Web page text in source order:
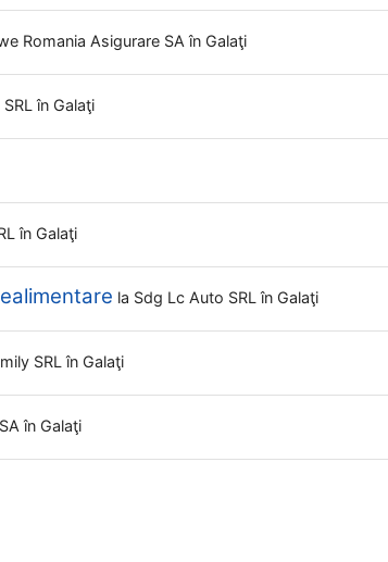
Romania Asigurare SA în Galaţi
în Galaţi
în Galaţi
la Sdg Lc Auto SRL în Galaţi
SRL în Galaţi
în Galaţi